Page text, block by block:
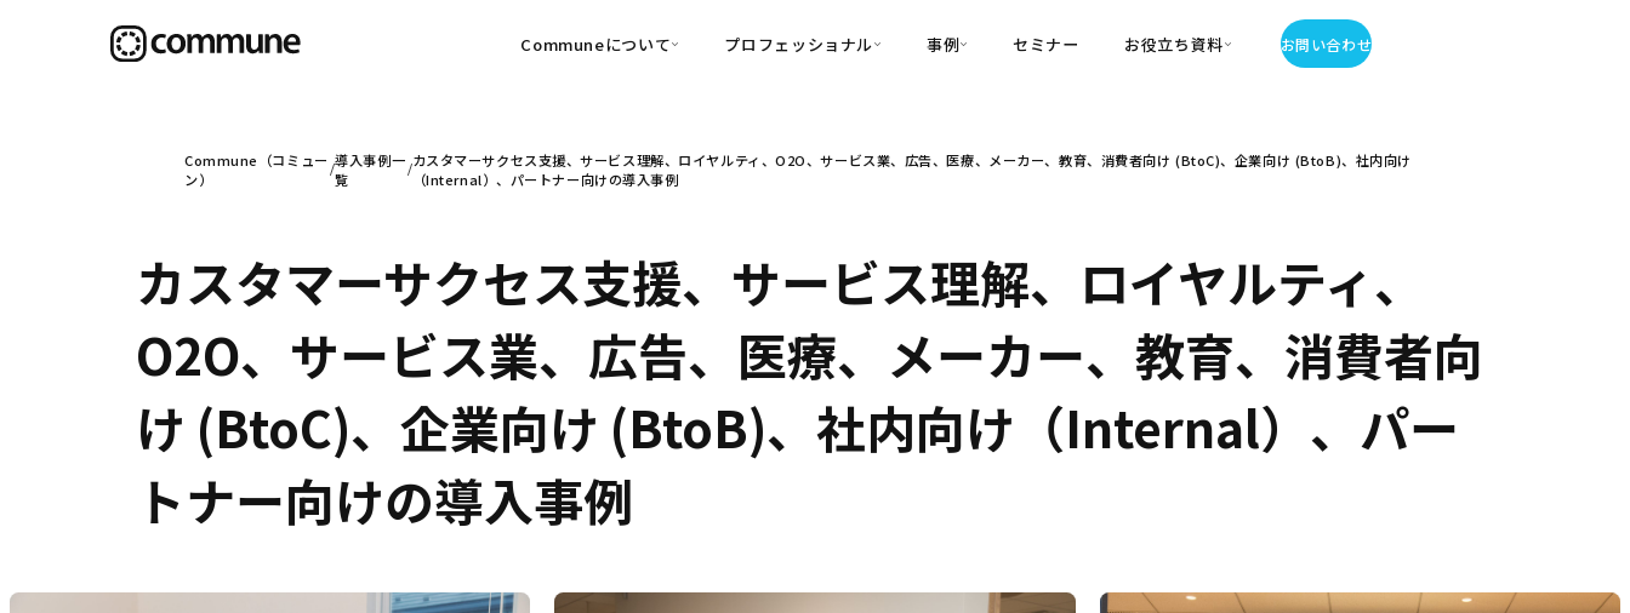
Communeについて
可視化
・Commune Engage
育成
信頼を醸成する信頼起点経営基盤
SuccessHub）
・Commune for Work
プロフェッショナル
・Customer-Led Growth
事例
導入事例
セミナー お役立ち資料
・お役立ち資料
お問い合わせ
Commune（コミュー
ン）
導入事例一
覧
カスタマーサクセス支援、サービス理解、ロイヤルティ、O2O、サービス業、広告、医療、メーカー、教育、消費者向け (BtoC)、企業向け (BtoB)、社内向け
（Internal）、パートナー向けの導入事例
カスタマーサクセス支援、サービス理解、ロイヤルティ、
O2O、サービス業、広告、医療、メーカー、教育、消費者向
け (BtoC)、企業向け (BtoB)、社内向け（Internal）、パー
トナー向けの導入事例